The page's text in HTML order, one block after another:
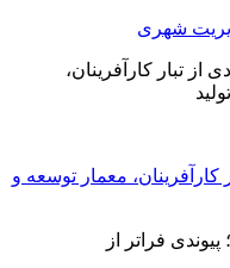
شهری
معمار توسعه و